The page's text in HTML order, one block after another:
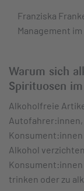
Franziska
Management
Warum sich
Spirituosen
Alkoholfreie
Alkohol
trinken oder zu